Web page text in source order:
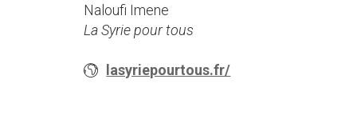
Naloufi Imene
La Syrie pour tous
lasyriepourtous.fr/